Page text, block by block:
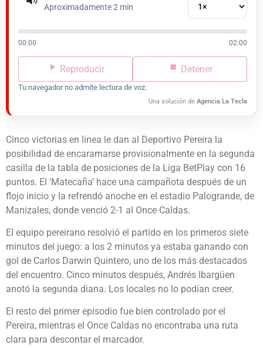
Aproximadamente 2 min
00:00 02:00
Reproducir Detener
Tu navegador no admite lectura de voz.
Una solución de Agencia La Tecla
Cinco victorias en línea le dan al Deportivo Pereira la
posibilidad de encaramarse provisionalmente en la segunda
casilla de la tabla de posiciones de la Liga BetPlay con 16
puntos. El ‘Matecaña’ hace una campañota después de un
flojo inicio y la refrendó anoche en el estadio Palogrande, de
Manizales, donde venció 2-1 al Once Caldas.
El equipo pereirano resolvió el partido en los primeros siete
minutos del juego: a los 2 minutos ya estaba ganando con
gol de Carlos Darwin Quintero, uno de los más destacados
del encuentro. Cinco minutos después, Andrés Ibargüen
anotó la segunda diana. Los locales no lo podían creer.
El resto del primer episodio fue bien controlado por el
Pereira, mientras el Once Caldas no encontraba una ruta
clara para descontar el marcador.